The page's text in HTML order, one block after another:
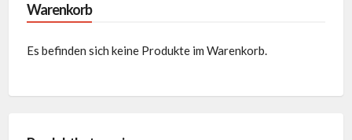
Warenkorb
Es befinden sich keine Produkte im Warenkorb.